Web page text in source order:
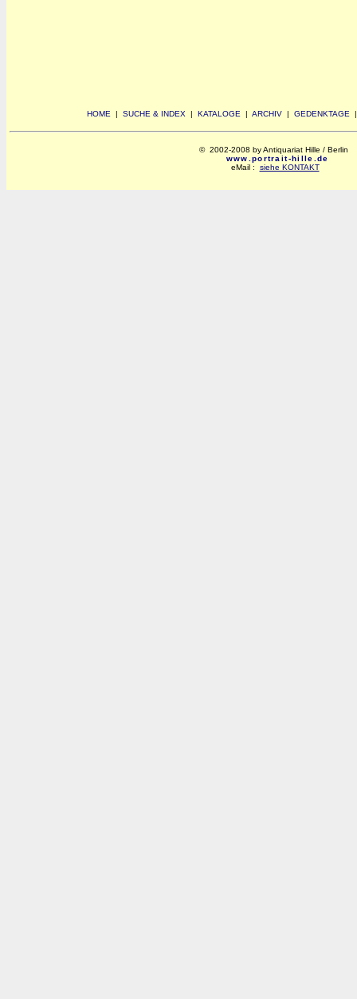
HOME | SUCHE & INDEX | KATALOGE | ARCHIV | GEDENKTAGE
© 2002-2008 by Antiquariat Hille / Berlin
www.portrait-hille.de
eMail : siehe KONTAKT